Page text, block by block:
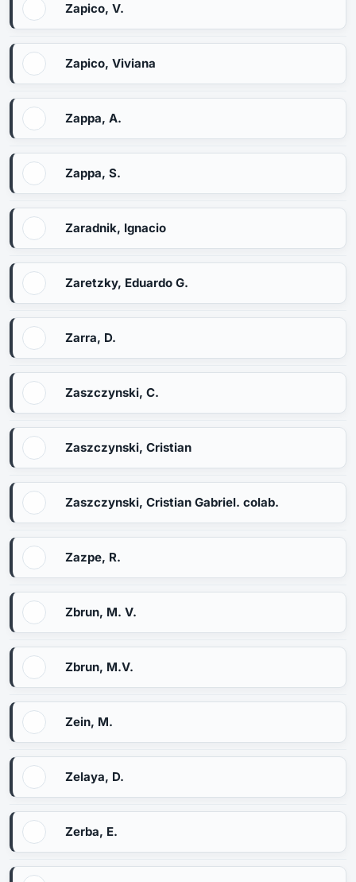
Zapico, V.
Zapico, Viviana
Zappa, A.
Zappa, S.
Zaradnik, Ignacio
Zaretzky, Eduardo G.
Zarra, D.
Zaszczynski, C.
Zaszczynski, Cristian
Zaszczynski, Cristian Gabriel. colab.
Zazpe, R.
Zbrun, M. V.
Zbrun, M.V.
Zein, M.
Zelaya, D.
Zerba, E.